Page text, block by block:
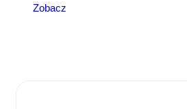
Zobacz